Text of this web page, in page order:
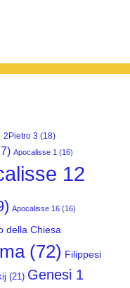
2Pietro 3 (18)
Apocalisse 1 (16)
12
Apocalisse 16 (16)
della Chiesa
(72) Filippesi
(21) Genesi 1